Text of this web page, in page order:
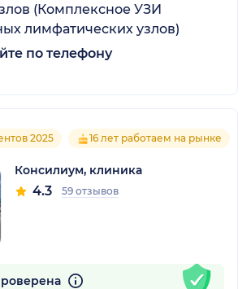
(Комплексное УЗИ
лимфатических узлов)
по телефону
2025 16 лет работаем на рынке
Консилиум, клиника
4.3 59 отзывов